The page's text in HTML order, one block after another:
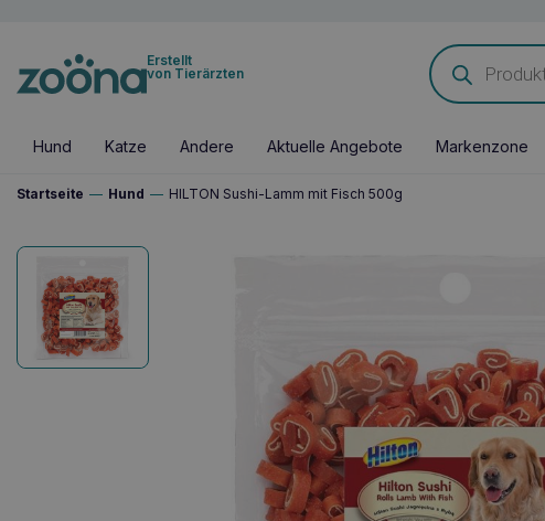
Erstellt
von Tierärzten
Products
search
Hund Katze Andere Aktuelle Angebote Markenzone
Startseite — Hund — HILTON Sushi-Lamm mit Fisch 500g